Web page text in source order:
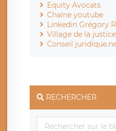
Equity Avocats
Chaîne youtube
Linkedin Grégory
Village de la justice
Conseil
RECHERCHER